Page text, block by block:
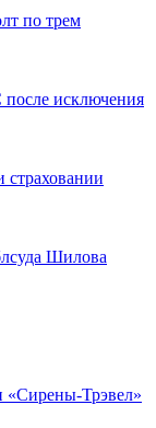
по трем
после исключения
страховании
Шилова
«Сирены-Трэвел»